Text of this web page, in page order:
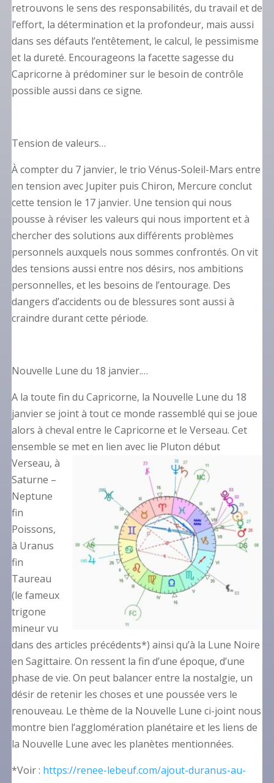
retrouvons le sens des responsabilités, du travail et de
l’effort, la détermination et la profondeur, mais aussi
dans ses défauts l’entêtement, le calcul, le pessimisme
et la dureté. Encourageons la facette sagesse du
Capricorne à prédominer sur le besoin de contrôle
possible aussi dans ce signe.
Tension de valeurs…
À compter du 7 janvier, le trio Vénus-Soleil-Mars entre
en tension avec Jupiter puis Chiron, Mercure conclut
cette tension le 17 janvier. Une tension qui nous
pousse à réviser les valeurs qui nous importent et à
chercher des solutions aux différents problèmes
personnels auxquels nous sommes confrontés. On vit
des tensions aussi entre nos désirs, nos ambitions
personnelles, et les besoins de l’entourage. Des
dangers d’accidents ou de blessures sont aussi à
craindre durant cette période.
Nouvelle Lune du 18 janvier.…
A la toute fin du Capricorne, la Nouvelle Lune du 18
janvier se joint à tout ce monde rassemblé qui se joue
alors à cheval entre le Capricorne et le Verseau. Cet
ensemble se met en lien avec lie Pluton début
Verseau, à
Saturne –
Neptune
fin
Poissons,
à Uranus
fin
Taureau
(le fameux
trigone
mineur vu
dans des articles précédents*) ainsi qu’à la Lune Noire
en Sagittaire. On ressent la fin d’une époque, d’une
phase de vie. On peut balancer entre la nostalgie, un
désir de retenir les choses et une poussée vers le
renouveau. Le thème de la Nouvelle Lune ci-joint nous
montre bien l’agglomération planétaire et les liens de
la Nouvelle Lune avec les planètes mentionnées.
*Voir : https://renee-lebeuf.com/ajout-duranus-au-